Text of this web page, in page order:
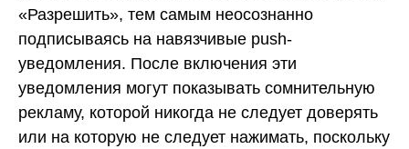
«Разрешить», тем самым неосознанно
подписываясь на навязчивые push-
уведомления. После включения эти
уведомления могут показывать сомнительную
рекламу, которой никогда не следует доверять
или на которую не следует нажимать, поскольку